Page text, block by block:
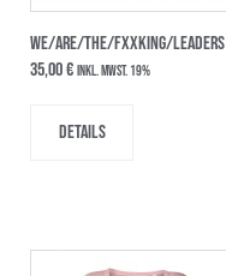
WE/ARE/THE/FxxKING/LEADERS
35,00€ inkl. MwSt. 19%
Details